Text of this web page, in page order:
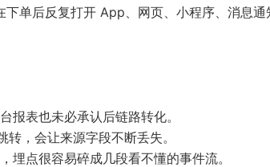
单后反复打开 App、网页、小程序、消息
报表也未必承认后链路转化。
，会让来源字段不断丢失。
埋点很容易碎成几段看不懂的事件流。